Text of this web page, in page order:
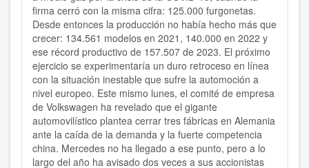
firma cerró con la misma cifra: 125.000 furgonetas.
Desde entonces la producción no había hecho más que
crecer: 134.561 modelos en 2021, 140.000 en 2022 y
ese récord productivo de 157.507 de 2023. El próximo
ejercicio se experimentaría un duro retroceso en línea
con la situación inestable que sufre la automoción a
nivel europeo. Este mismo lunes, el comité de empresa
de Volkswagen ha revelado que el gigante
automovilístico plantea cerrar tres fábricas en Alemania
ante la caída de la demanda y la fuerte competencia
china. Mercedes no ha llegado a ese punto, pero a lo
largo del año ha avisado dos veces a sus accionistas